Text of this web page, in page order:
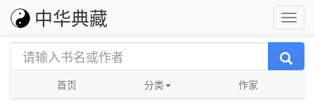
中华典藏
首页 分类 作家